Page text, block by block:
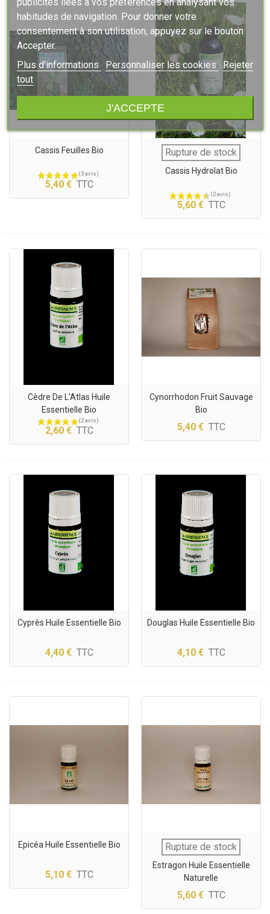
Cassis Feuilles Bio
5,40 € TTC
Rupture de stock
Cassis Hydrolat Bio
5,60 € TTC
Cèdre De L'Atlas Huile
Essentielle Bio
2,60 € TTC
Cynorrhodon Fruit Sauvage
Bio
5,40 € TTC
Cyprès Huile Essentielle Bio
4,40 € TTC
Douglas Huile Essentielle Bio
4,10 € TTC
Epicéa Huile Essentielle Bio
5,10 € TTC
Rupture de stock
Estragon Huile Essentielle
Naturelle
5,60 € TTC
habitudes de navigation. Pour donner votre
consentement à son utilisation, appuyez sur le bouton
Accepter.
Plus d'informations Personnaliser les cookies Rejeter
tout
J'ACCEPTE